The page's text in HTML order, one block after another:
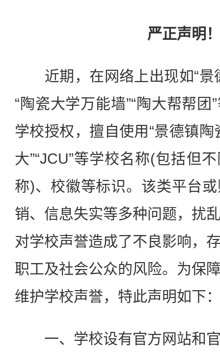
严正声明
近期，在网络上出现如“景
“陶瓷大学万能墙”“陶大帮帮
学校授权，擅自使用“景德镇陶
大”“JCU”等学校名称(包括但
称)、校徽等标识。该类平台
销、信息失实等多种问题，扰
对学校声誉造成了不良影响，
职工及社会公众的风险。为保
维护学校声誉，特此声明如下
一、学校设有官方网站和官